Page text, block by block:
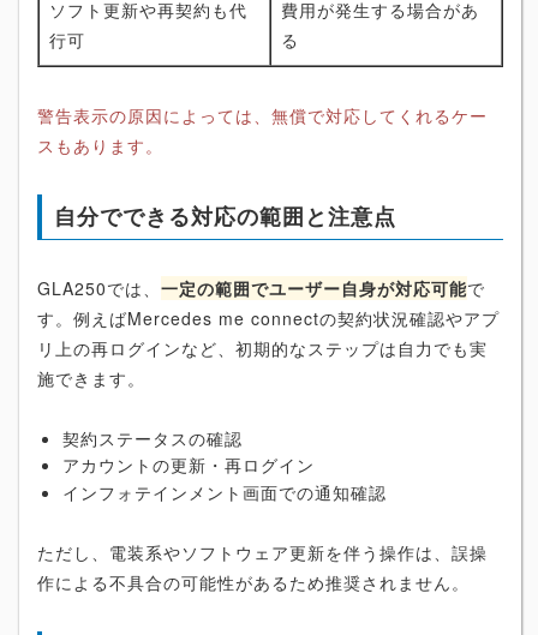
ソフト更新や再契約も代
行可
費用が発生する場合があ
る
警告表示の原因によっては、無償で対応してくれるケー
スもあります。
自分でできる対応の範囲と注意点
GLA250では、 一定の範囲でユーザー自身が対応可能で
す。例えばMercedes me connectの契約状況確認やアプ
リ上の再ログインなど、初期的なステップは自力でも実
施できます。
契約ステータスの確認
アカウントの更新・再ログイン
インフォテインメント画面での通知確認
ただし、電装系やソフトウェア更新を伴う操作は、誤操
作による不具合の可能性があるため推奨されません。